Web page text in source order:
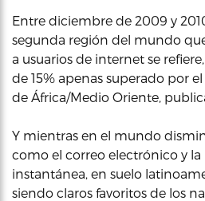
Entre diciembre de 2009 y
segunda región del mundo
a usuarios de internet se
de 15% apenas superado por
de África/Medio Oriente,
Y mientras en el mundo
como el correo electrónico y la
instantánea, en suelo
siendo claros favoritos de los